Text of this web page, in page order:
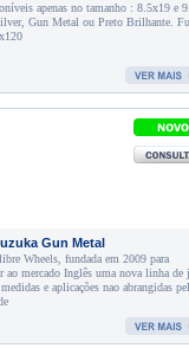
apenas no tamanho : 8.5x19 e
Gun Metal ou Preto Brilhante.
Gun Metal
Wheels, fundada em 2009 para
ao mercado Inglês uma nova linha de
e aplicações nao abrangidas